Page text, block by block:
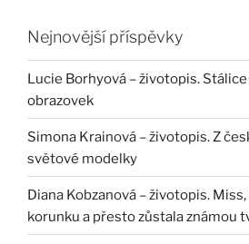
Nejnovější příspěvky
Lucie Borhyová – životopis.
obrazovek
Simona Krainová – životopis. Z
světové modelky
Diana Kobzanová – životopis.
korunku a přesto zůstala známou